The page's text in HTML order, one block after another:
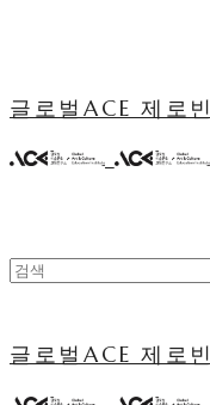
글로벌ACE 제로빈
글로벌ACE 제로빈